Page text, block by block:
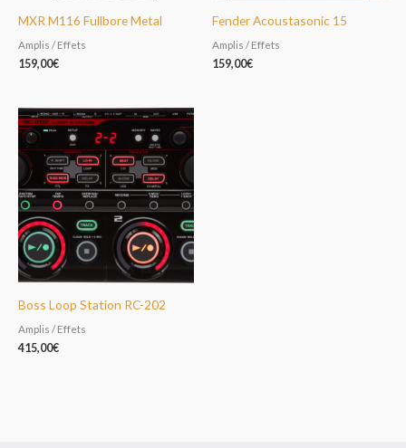
MXR M116 Fullbore Metal
Amplis / Effets
159,00€
Fender Acoustasonic 15
Amplis / Effets
159,00€
Boss Loop Station RC-202
Amplis / Effets
415,00€